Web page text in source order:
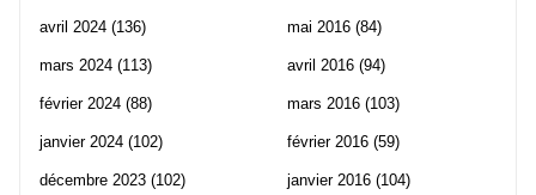
avril 2024 (136)
mars 2024 (113)
février 2024 (88)
janvier 2024 (102)
décembre 2023 (102)
mai 2016 (84)
avril 2016 (94)
mars 2016 (103)
février 2016 (59)
janvier 2016 (104)